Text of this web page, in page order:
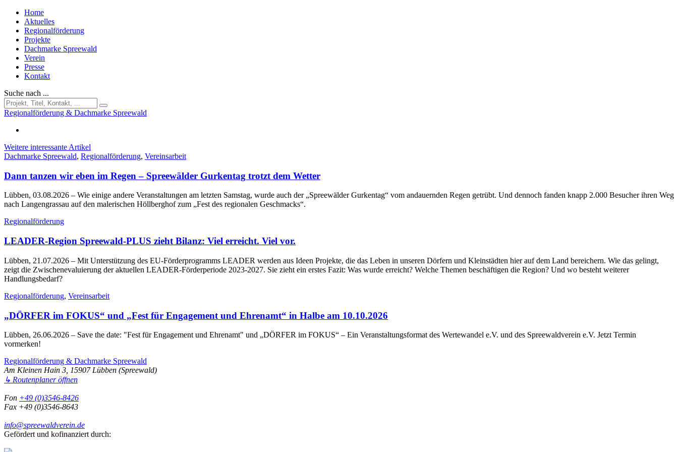
Home
Aktuelles
Regionalförderung
Projekte
Dachmarke Spreewald
Verein
Presse
Kontakt
Suche nach ...
Regionalförderung & Dachmarke Spreewald
Weitere interessante Artikel
Dachmarke Spreewald, Regionalförderung, Vereinsarbeit
Dann tanzen wir eben im Regen – Spreewälder Gurkentag trotzt dem Wetter
Lübben, 03.08.2026 – Wie einige andere Veranstaltungen am letzten Samstag, wurde auch der „Spreewälder Gurkentag“ vom andauernden Regen getrübt. Und dennoch fanden knapp 2.000 Besucher ihren Weg
nach Langengrassau auf den malerischen Höllberghof zum „Fest des regionalen Geschmacks“.
Regionalförderung
LEADER-Region Spreewald-PLUS zieht Bilanz: Viel erreicht. Viel vor.
Lübben, 21.07.2026 – Mit Unterstützung des EU-Förderprogramms LEADER werden aus Ideen Projekte, die das Leben in unseren Dörfern und Kleinstädten hier auf dem Land bereichern. Wie das gelingt,
zeigt die Zwischenevaluierung der aktuellen LEADER-Förderperiode 2023-2027. Sie zieht ein erstes Fazit: Was wurde erreicht? Welche Themen beschäftigen die Region? Und wo besteht weiterer
Handlungsbedarf?
Regionalförderung, Vereinsarbeit
„DÖRFER im FOKUS“ und „Fest für Engagement und Ehrenamt“ in Halbe am 10.10.2026
Lübben, 26.06.2026 – Save the date: "Fest für Engagement und Ehrenamt" und „DÖRFER im FOKUS“ – Ein Veranstaltungsformat des Wertewandel e.V. und des Spreewaldverein e.V. Jetzt Termin
vormerken!
Regionalförderung & Dachmarke Spreewald
Am Kleinen Hain 3, 15907 Lübben (Spreewald)
↳ Routenplaner öffnen
Fon +49 (0)3546-8426
Fax +49 (0)3546-8643
info@spreewaldverein.de
Gefördert und kofinanziert durch: